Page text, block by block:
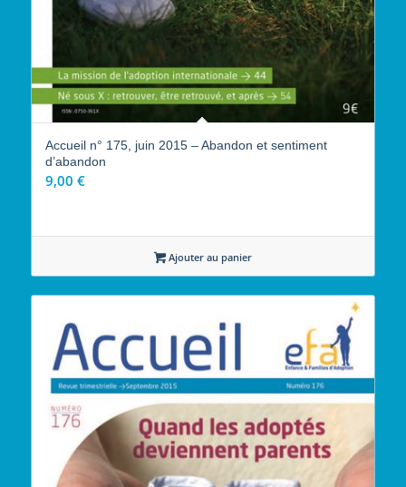
Accueil n° 175, juin 2015 – Abandon et sentiment
d’abandon
9,00 €
Ajouter au panier